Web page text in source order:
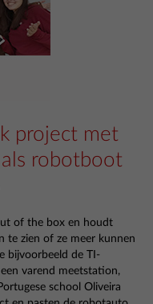
project met
robotboot
of the box en houdt
te zien of ze meer kunnen
bijvoorbeeld de TI-
varend meetstation,
school Oliveira